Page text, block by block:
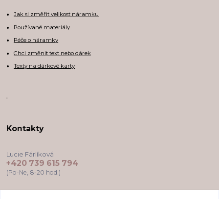
Jak si změřit velikost náramku
Používané materiály
Péče o náramky
Chci změnit text nebo dárek
Texty na dárkové karty
,
Kontakty
Lucie Fárlíková
+420 739 615 794
(Po-Ne, 8-20 hod.)